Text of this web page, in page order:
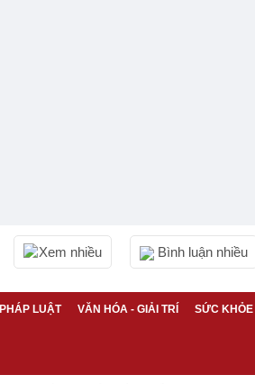
Xem nhiều Bình luận nhiều
PHÁP LUẬT VĂN HÓA - GIẢI TRÍ SỨC KHỎE